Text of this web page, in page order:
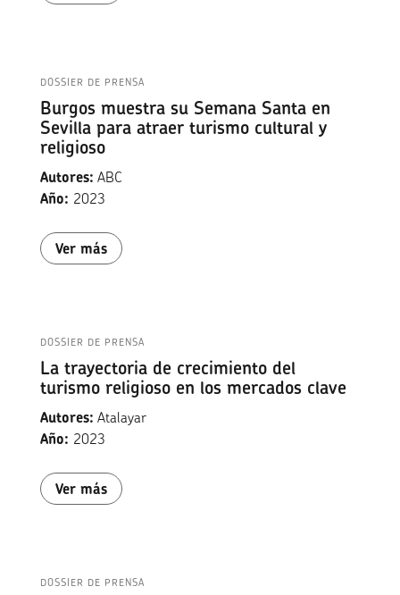
DOSSIER DE PRENSA
Burgos muestra su Semana Santa en
Sevilla para atraer turismo cultural y
religioso
Autores: ABC
Año: 2023
Ver más
DOSSIER DE PRENSA
La trayectoria de crecimiento del
turismo religioso en los mercados clave
Autores: Atalayar
Año: 2023
Ver más
DOSSIER DE PRENSA